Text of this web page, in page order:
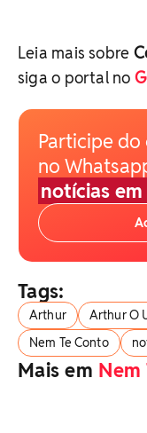
Leia mais sobre
siga o portal no
Participe do
no
notícias
Tags:
Arthur Arthur O
Nem Te Conto
Mais em Nem